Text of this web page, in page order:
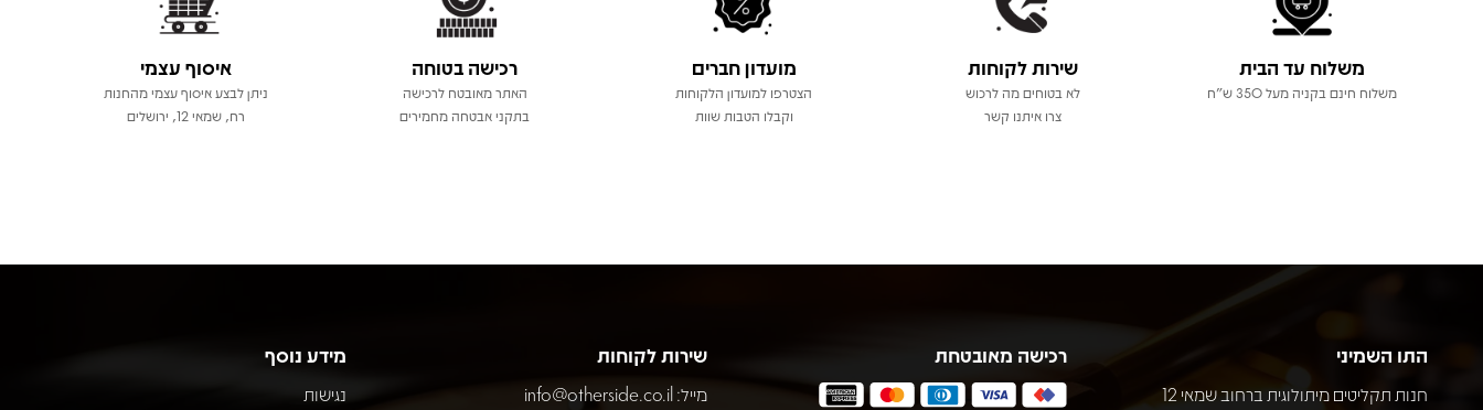
משלוח עד הבית
משלוח חינם בקניה מעל 350 ש"ח
שירות לקוחות
לא בטוחים מה לרכוש
צרו איתנו קשר
מועדון חברים
הצטרפו למועדון הלקוחות
וקבלו הטבות שוות
רכישה בטוחה
האתר מאובטח לרכישה
בתקני אבטחה מחמירים
איסוף עצמי
ניתן לבצע איסוף עצמי מהחנות
רח, שמאי 12, ירושלים
התו השמיני
חנות תקליטים מיתולוגית ברחוב שמאי 12
רכישה מאובטחת שירות לקוחות
מייל: info@otherside.co.il
מידע נוסף
נגישות